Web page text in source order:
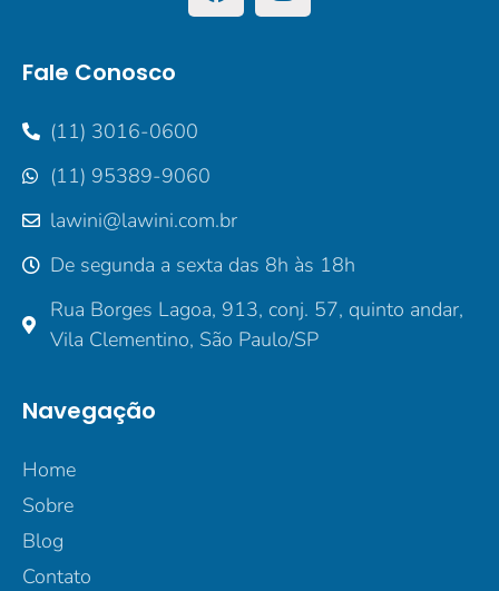
Fale Conosco
(11) 3016-0600
(11) 95389-9060
lawini@lawini.com.br
De segunda a sexta das 8h às 18h
Rua Borges Lagoa, 913, conj. 57, quinto andar,
Vila Clementino, São Paulo/SP
Navegação
Home
Sobre
Blog
Contato